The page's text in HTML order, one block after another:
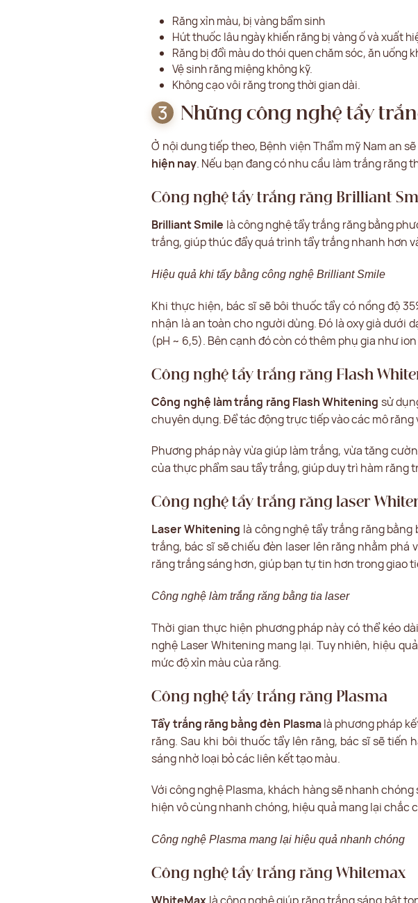
Răng xỉn màu, bị vàng bẩm sinh
Hút thuốc lâu ngày khiến răng bị vàng ố và xuất
Răng bị đổi màu do thói quen chăm sóc, ăn uống
Vệ sinh răng miệng không kỹ.
Không cạo vôi răng trong thời gian dài.
Những công nghệ tẩy
Ở nội dung tiếp theo, Bệnh viện Thẩm mỹ Nam an
hiện nay. Nếu bạn đang có nhu cầu làm trắng răng
Công nghệ tẩy trắng răng Brilliant
Brilliant Smile là công nghệ tẩy trắng răng bằng
trắng, giúp thúc đẩy quá trình tẩy trắng nhanh hơn
Hiệu quả khi tẩy bằng công nghệ Brilliant Smile
Khi thực hiện, bác sĩ sẽ bôi thuốc tẩy có nồng độ
nhận là an toàn cho người dùng. Đó là oxy già dưới
(pH ~ 6,5). Bên cạnh đó còn có thêm phụ gia như
Công nghệ tẩy trắng răng Flash
Công nghệ làm trắng răng Flash Whitening sử
chuyên dụng. Để tác động trực tiếp vào các mô
Phương pháp này vừa giúp làm trắng, vừa tăng
của thực phẩm sau tẩy trắng, giúp duy trì hàm răng
Công nghệ tẩy trắng răng laser
Laser Whitening là công nghệ tẩy trắng răng
trắng, bác sĩ sẽ chiếu đèn laser lên răng nhằm phá
răng trắng sáng hơn, giúp bạn tự tin hơn trong giao
Công nghệ làm trắng răng bằng tia laser
Thời gian thực hiện phương pháp này có thể kéo
nghệ Laser Whitening mang lại. Tuy nhiên, hiệu
mức độ xỉn màu của răng.
Công nghệ tẩy trắng răng Plasma
Tẩy trắng răng bằng đèn Plasmalà phương pháp
răng. Sau khi bôi thuốc tẩy lên răng, bác sĩ sẽ tiến
sáng nhờ loại bỏ các liên kết tạo màu.
Với công nghệ Plasma, khách hàng sẽ nhanh
hiện vô cùng nhanh chóng, hiệu quả mang lại chắc
Công nghệ Plasma mang lại hiệu quả nhanh chóng
Công nghệ tẩy trắng răng Whitemax